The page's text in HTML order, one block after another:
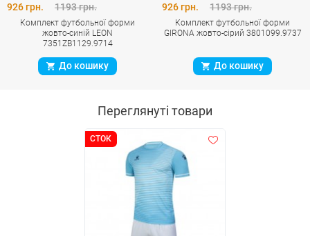
926 грн. 1193 грн.
Комплект футбольної форми
жовто-синій LEON
7351ZB1129.9714
До кошику
926 грн. 1193 грн.
Комплект футбольної форми
GIRONA жовто-сірий 3801099.9737
До кошику
Переглянуті товари
СТОК